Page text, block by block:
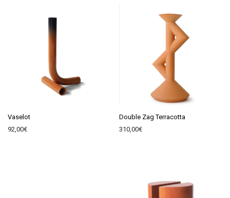
Vaselot
92,00€
Double Zag Terracotta
310,00€